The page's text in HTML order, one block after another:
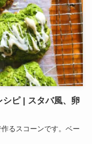
シピ | スタバ風、卵
るスコーンです。ベー